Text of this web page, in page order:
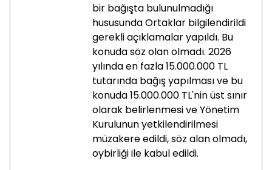
bir bağışta bulunulmadığı
hususunda Ortaklar bilgilendirildi
gerekli açıklamalar yapıldı. Bu
konuda söz olan olmadı. 2026
yılında en fazla 15.000.000 TL
tutarında bağış yapılması ve bu
konuda 15.000.000 TL'nin üst sınır
olarak belirlenmesi ve Yönetim
Kurulunun yetkilendirilmesi
müzakere edildi, söz alan olmadı,
oybirliği ile kabul edildi.